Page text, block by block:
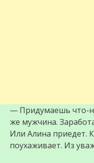
— Придумаешь что-
же мужчина.
Или Алина приедет.
поухаживает. Из